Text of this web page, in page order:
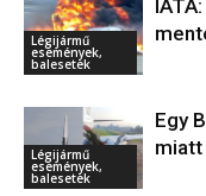
Légijármű
események,
balesetek
Légijármű
események,
balesetek
Egy